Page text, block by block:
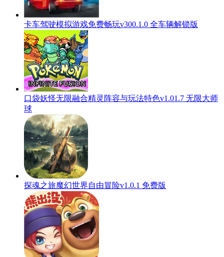
卡车驾驶模拟游戏免费畅玩v300.1.0 全车辆解锁版
口袋妖怪无限融合精灵阵容与玩法特色v1.01.7 无限大师
球
探魂之旅魔幻世界自由冒险v1.0.1 免费版